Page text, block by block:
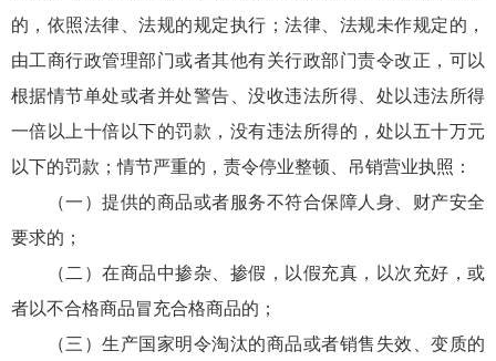
的，依照法律、法规的规定执行；法律、法规未作规定的，
由工商行政管理部门或者其他有关行政部门责令改正，可以
根据情节单处或者并处警告、没收违法所得、处以违法所得
一倍以上十倍以下的罚款，没有违法所得的，处以五十万元
以下的罚款；情节严重的，责令停业整顿、吊销营业执照：
（一）提供的商品或者服务不符合保障人身、财产安全
要求的；
（二）在商品中掺杂、掺假，以假充真，以次充好，或
者以不合格商品冒充合格商品的；
（三）生产国家明令淘汰的商品或者销售失效、变质的